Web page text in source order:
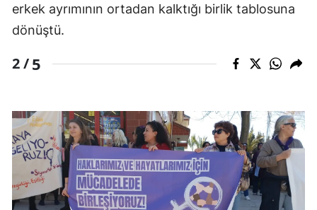
erkek ayrımının ortadan kalktığı birlik tablosuna
dönüştü.
2 /5